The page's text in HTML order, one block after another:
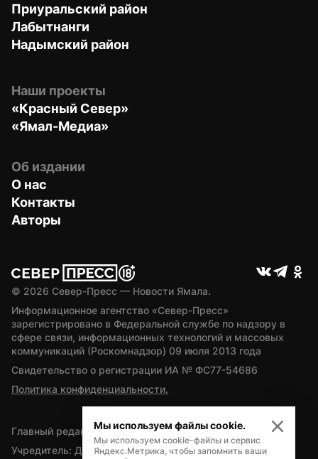
Приуральский район
Лабытнанги
Надымский район
Наши проекты
«Красный Север»
«Ямал-Медиа»
Об издании
О нас
Контакты
Авторы
© 2026 Север-Пресс — Новости Ямала.
Информационное агентство «Север-Пресс»
зарегистрировано в Федеральной службе по надзору в
сфере связи, информационных технологий и массовых
коммуникаций (Роскомнадзор) 09 июля 2013 года
Свидетельство о регистрации ИА № ФС77-54686
Политика конфиденциальности.
Главный редактор — А.Л. Поздеев
Учредитель: Департамент внутренней политики Ямало-
Мы используем файлы cookie.
Мы используем cookie-файлы и сервис
Яндекс.Метрика, чтобы запомнить ваши